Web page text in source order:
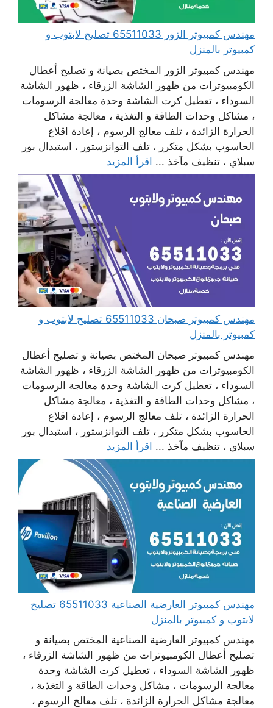
مهندس كمبيوتر الزور 65511033 تصليح لابتوب و
كمبيوتر بالمنزل
مهندس كمبيوتر الزور المختص بصيانة و تصليح أعطال
الكومبيوترات من ظهور الشاشة الزرقاء ، ظهور الشاشة
السوداء ، تعطيل كرت الشاشة وحدة معالجة الرسومات
، مشاكل وحدات الطاقة و التغذية ، معالجة مشاكل
الحرارة الزائدة ، تلف معالج الرسوم ، إعادة اقلاع
الحاسوب بشكل متكرر ، تلف التوانزستور ، استبدال بور
سبلاي ، تنظيف مآخذ ... اقرأ المزيد
مهندس كمبيوتر صبحان 65511033 تصليح لابتوب و
كمبيوتر بالمنزل
مهندس كمبيوتر صبحان المختص بصيانة و تصليح أعطال
الكومبيوترات من ظهور الشاشة الزرقاء ، ظهور الشاشة
السوداء ، تعطيل كرت الشاشة وحدة معالجة الرسومات
، مشاكل وحدات الطاقة و التغذية ، معالجة مشاكل
الحرارة الزائدة ، تلف معالج الرسوم ، إعادة اقلاع
الحاسوب بشكل متكرر ، تلف التوانزستور ، استبدال بور
سبلاي ، تنظيف مآخذ ... اقرأ المزيد
مهندس كمبيوتر العارضية الصناعية 65511033 تصليح
لابتوب و كمبيوتر بالمنزل
مهندس كمبيوتر العارضية الصناعية المختص بصيانة و
تصليح أعطال الكومبيوترات من ظهور الشاشة الزرقاء ،
ظهور الشاشة السوداء ، تعطيل كرت الشاشة وحدة
معالجة الرسومات ، مشاكل وحدات الطاقة و التغذية ،
معالجة مشاكل الحرارة الزائدة ، تلف معالج الرسوم ،